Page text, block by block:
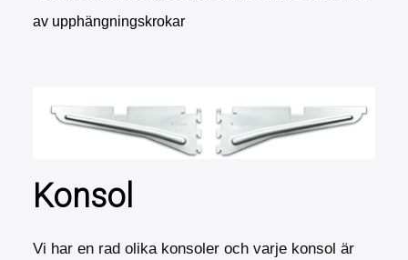
av upphängningskrokar
Konsol
Vi har en rad olika konsoler och varje konsol är